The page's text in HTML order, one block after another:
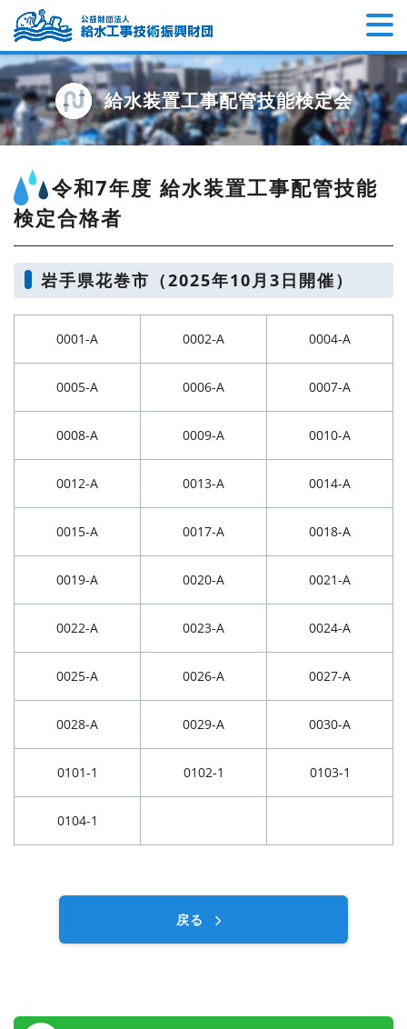
給水装置工事配管技能検定会
令和7年度 給水装置工事配管技能
検定合格者
岩手県花巻市（2025年10月3日開催）
0001-A 0002-A 0004-A
0005-A 0006-A 0007-A
0008-A 0009-A 0010-A
0012-A 0013-A 0014-A
0015-A 0017-A 0018-A
0019-A 0020-A 0021-A
0022-A 0023-A 0024-A
0025-A 0026-A 0027-A
0028-A 0029-A 0030-A
0101-1 0102-1 0103-1
0104-1
戻る